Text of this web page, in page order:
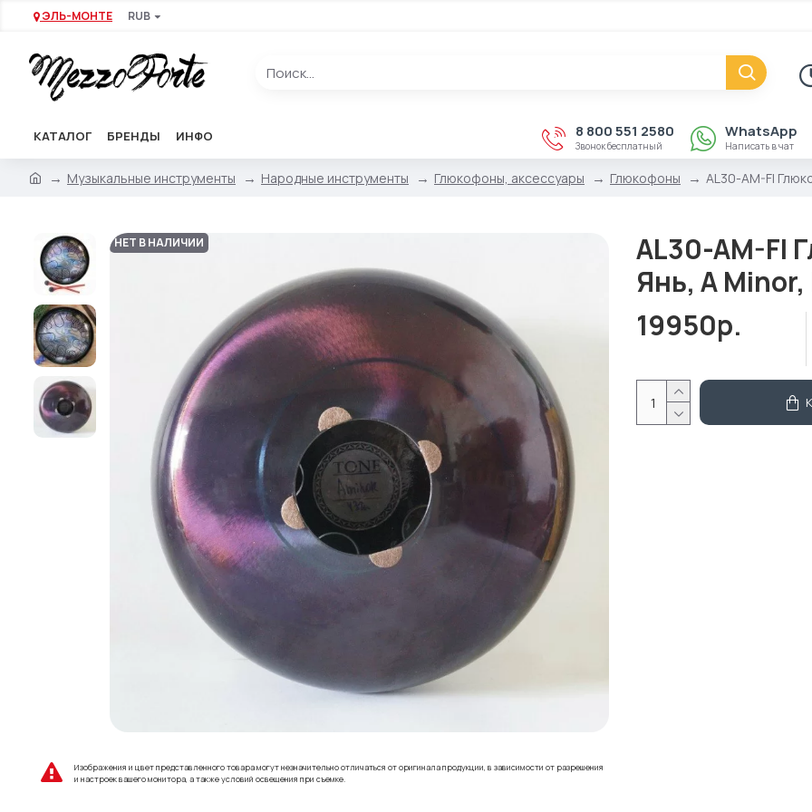
ЭЛЬ-МОНТЕ RUB
КАТАЛОГ БРЕНДЫ ИНФО 8 800 551 2580
Звонок бесплатный
WhatsApp
Написать в чат
Музыкальные инструменты Народные инструменты Глюкофоны, аксессуары Глюкофоны AL30-AM-FI
НЕТ В НАЛИЧИИ
Изображения и цвет представленного товара могут незначительно отличаться от оригинала продукции, в зависимости от разрешения
и настроек вашего монитора, а также условий освещения при съемке.
AL30-AM-FI
Янь, A
19950р.